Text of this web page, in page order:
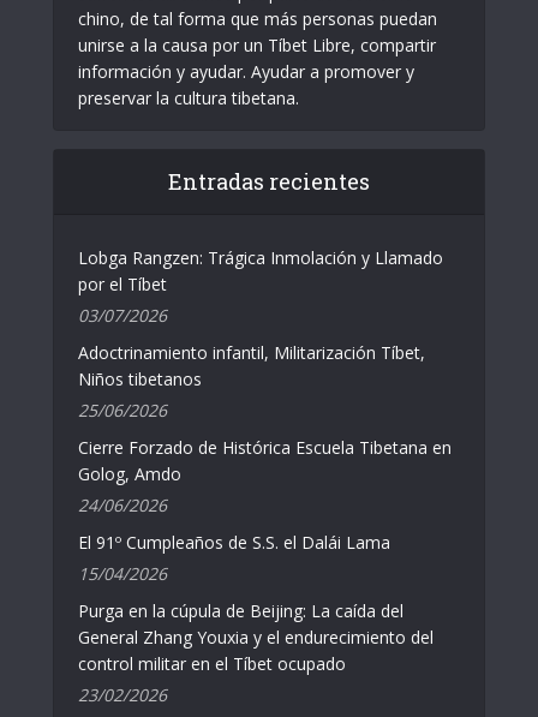
chino, de tal forma que más personas puedan
unirse a la causa por un Tíbet Libre, compartir
información y ayudar. Ayudar a promover y
preservar la cultura tibetana.
Entradas recientes
Lobga Rangzen: Trágica Inmolación y Llamado
por el Tíbet
03/07/2026
Adoctrinamiento infantil, Militarización Tíbet,
Niños tibetanos
25/06/2026
Cierre Forzado de Histórica Escuela Tibetana en
Golog, Amdo
24/06/2026
El 91º Cumpleaños de S.S. el Dalái Lama
15/04/2026
Purga en la cúpula de Beijing: La caída del
General Zhang Youxia y el endurecimiento del
control militar en el Tíbet ocupado
23/02/2026